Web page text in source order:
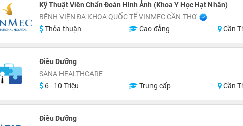
Kỹ Thuật Viên Chẩn Đoán Hình Ảnh (Khoa Y Học Hạt Nhân)
BỆNH VIỆN ĐA KHOA QUỐC TẾ VINMEC CẦN THƠ
Thỏa thuận
Cao đẳng Cần
Điều Dưỡng
SANA HEALTHCARE
6 - 10 Triệu
Trung cấp Cần
Điều Dưỡng